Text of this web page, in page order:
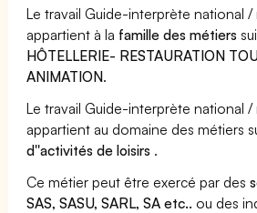
Le travail Guide-interprète national /
appartient à la famille des métiers
HÔTELLERIE- RESTAURATION
ANIMATION.
Le travail Guide-interprète national /
appartient au domaine des métiers
d''activités de loisirs .
Ce métier peut être exercé par des
SAS, SASU, SARL, SA etc.. ou des